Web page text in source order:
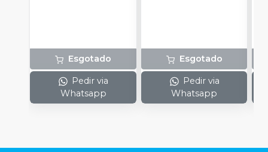
Esgotado
Pedir via
Whatsapp
Esgotado
Pedir via
Whatsapp